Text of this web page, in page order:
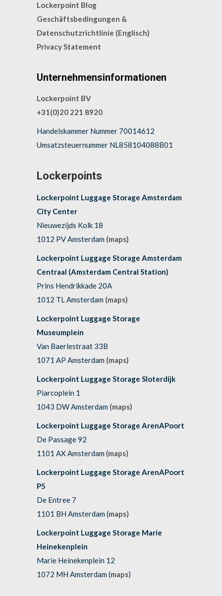
Lockerpoint Blog
Geschäftsbedingungen &
Datenschutzrichtlinie (Englisch)
Privacy Statement
Unternehmensinformationen
Lockerpoint BV
+31(0)20 221 8920
Handelskammer Nummer 70014612
Umsatzsteuernummer NL858104088B01
Lockerpoints
Lockerpoint Luggage Storage Amsterdam
City Center
Nieuwezijds Kolk 18
1012 PV Amsterdam (maps)
Lockerpoint Luggage Storage Amsterdam
Centraal (Amsterdam Central Station)
Prins Hendrikkade 20A
1012 TL Amsterdam (maps)
Lockerpoint Luggage Storage
Museumplein
Van Baerlestraat 33B
1071 AP Amsterdam (maps)
Lockerpoint Luggage Storage Sloterdijk
Piarcoplein 1
1043 DW Amsterdam (maps)
Lockerpoint Luggage Storage ArenAPoort
De Passage 92
1101 AX Amsterdam (maps)
Lockerpoint Luggage Storage ArenAPoort
P5
De Entree 7
1101 BH Amsterdam (maps)
Lockerpoint Luggage Storage Marie
Heinekenplein
Marie Heinekenplein 12
1072 MH Amsterdam (maps)